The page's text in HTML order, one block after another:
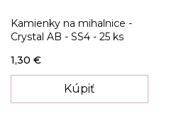
Kamienky na mihalnice -
Crystal AB - SS4 - 25 ks
1,30 €
Kúpiť